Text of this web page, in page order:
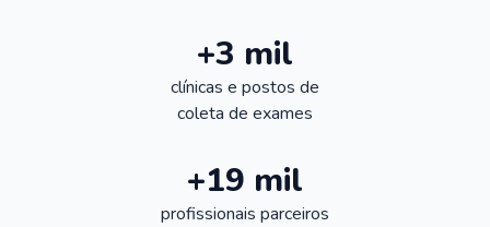
+3 mil
clínicas e postos de
coleta de exames
+19 mil
profissionais parceiros